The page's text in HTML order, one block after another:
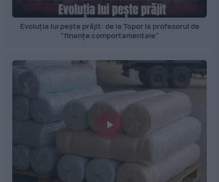
Evoluția lui pește prăjit: de la Topor la profesorul de
”finanțe comportamentale”